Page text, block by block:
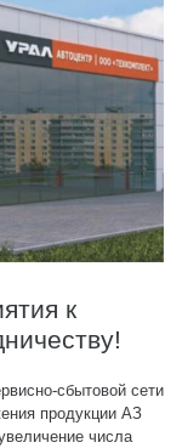
к
сбытовой сети
продукции АЗ
числа